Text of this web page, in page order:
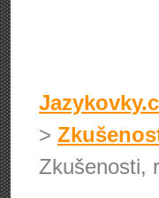
>
Zkušenosti,